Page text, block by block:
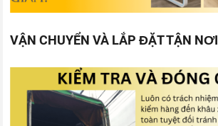
VẬN CHUYỂN VÀ LẮP ĐẶT TẬN NƠI